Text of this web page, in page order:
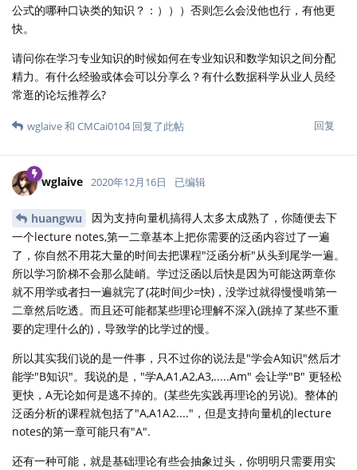
公式的哪种口诀类的知识？：）））否则怎么会没他也行，有他更
快。
请问你在学习专业知识的时候如何在专业知识和数学知识之间分配
精力。有什么经验或体会可以分享么？有什么数据科学从业人员经
常逛的论坛推荐么?
回复
wglaive和 CMCai0104回复了此帖
wglaive 2020年12月16日 已编辑
huangwu
因为支持向量机搞得人太多太成熟了，你随便去下
一个lecture notes,第一二章基本上把你需要的泛函内容过了一遍
了，你自然不用花大量的时间去把课程"泛函分析"从头到尾学一遍。
所以学习阶梯不会那么陡峭。学过泛函以后快是因为可能这两章你
就不用学或者扫一遍就完了(花时间少=快)，没学过就得慢慢啃第一
二章然后吃透。而且还可能都某些理论理解不深入(跳掉了某些不重
要的定理什么的)，导致学的比学过的慢。
所以其实我们说的是一件事，只不过你的说法是"学会A知识"然后才
能学"B知识"。我说的是，"学A,A1,A2,A3,.....Am" 会让学"B" 更轻松
更快，A无论如何是逃不掉的。(某些先实践再理论的另说)。整体的
泛函分析的课程就包括了"A,A1A2...."，但是支持向量机的lecture
notes的第一章可能只有"A".
还有一种可能，就是基础理论有些会抽象过头，你明明只需要用实